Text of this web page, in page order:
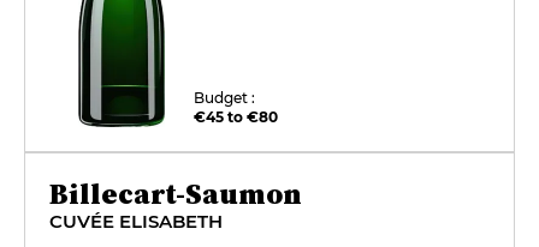
Budget :
€45 to €80
Billecart-Saumon
CUVÉE ELISABETH